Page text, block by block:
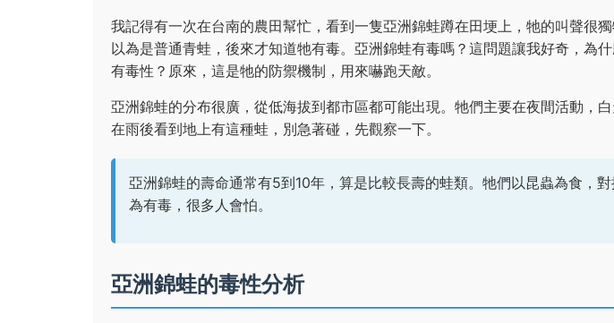
我記得有一次在台南的農田幫忙，看到一隻亞洲錦蛙蹲在田埂上，牠的叫聲很
以為是普通青蛙，後來才知道牠有毒。亞洲錦蛙有毒嗎？這問題讓我好奇，為
有毒性？原來，這是牠的防禦機制，用來嚇跑天敵。
亞洲錦蛙的分布很廣，從低海拔到都市區都可能出現。牠們主要在夜間活動，
在雨後看到地上有這種蛙，別急著碰，先觀察一下。
亞洲錦蛙的壽命通常有5到10年，算是比較長壽的蛙類。牠們以昆蟲為食，
為有毒，很多人會怕。
亞洲錦蛙的毒性分析